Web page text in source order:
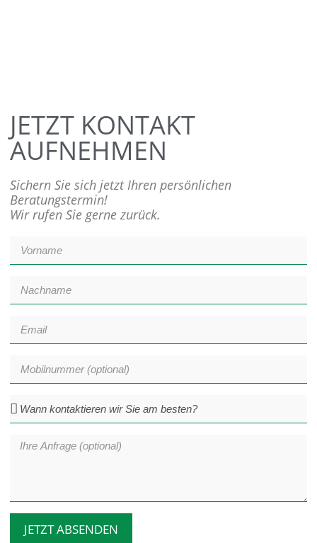
JETZT KONTAKT
AUFNEHMEN
Sichern Sie sich jetzt Ihren persönlichen
Beratungstermin!
Wir rufen Sie gerne zurück.
JETZT ABSENDEN